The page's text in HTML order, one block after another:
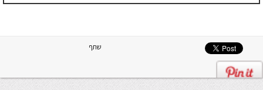
לכתיבה.
שתף